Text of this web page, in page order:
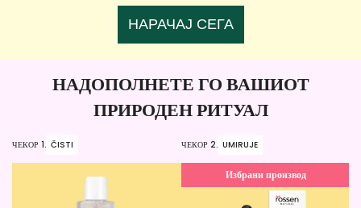
НАРАЧАЈ СЕГА
НАДОПОЛНЕТЕ ГО ВАШИОТ
ПРИРОДЕН РИТУАЛ
ЧЕКОР 1. ČISTI ЧЕКОР 2. UMIRUJE
Избрани производ